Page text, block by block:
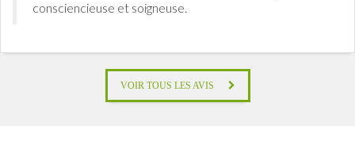
consciencieuse et soigneuse.
VOIR TOUS LES AVIS